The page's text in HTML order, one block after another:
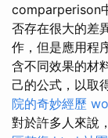
comparperison
否存在很大的差
作，但是應用程
含不同效果的材
己的公式，以取
院的奇妙經歷
對於許多人來說